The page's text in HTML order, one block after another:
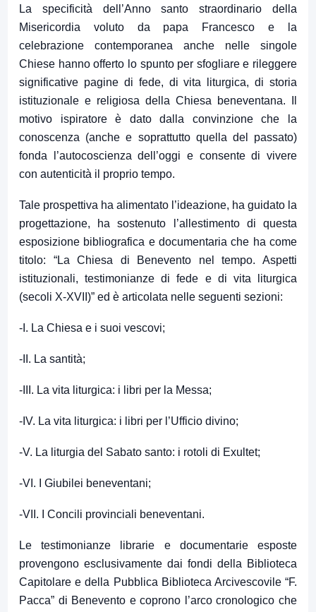
La specificità dell’Anno santo straordinario della
Misericordia voluto da papa Francesco e la
celebrazione contemporanea anche nelle singole
Chiese hanno offerto lo spunto per sfogliare e rileggere
significative pagine di fede, di vita liturgica, di storia
istituzionale e religiosa della Chiesa beneventana. Il
motivo ispiratore è dato dalla convinzione che la
conoscenza (anche e soprattutto quella del passato)
fonda l’autocoscienza dell’oggi e consente di vivere
con autenticità il proprio tempo.
Tale prospettiva ha alimentato l’ideazione, ha guidato la
progettazione, ha sostenuto l’allestimento di questa
esposizione bibliografica e documentaria che ha come
titolo: “La Chiesa di Benevento nel tempo. Aspetti
istituzionali, testimonianze di fede e di vita liturgica
(secoli X-XVII)” ed è articolata nelle seguenti sezioni:
-I. La Chiesa e i suoi vescovi;
-II. La santità;
-III. La vita liturgica: i libri per la Messa;
-IV. La vita liturgica: i libri per l’Ufficio divino;
-V. La liturgia del Sabato santo: i rotoli di Exultet;
-VI. I Giubilei beneventani;
-VII. I Concili provinciali beneventani.
Le testimonianze librarie e documentarie esposte
provengono esclusivamente dai fondi della Biblioteca
Capitolare e della Pubblica Biblioteca Arcivescovile “F.
Pacca” di Benevento e coprono l’arco cronologico che